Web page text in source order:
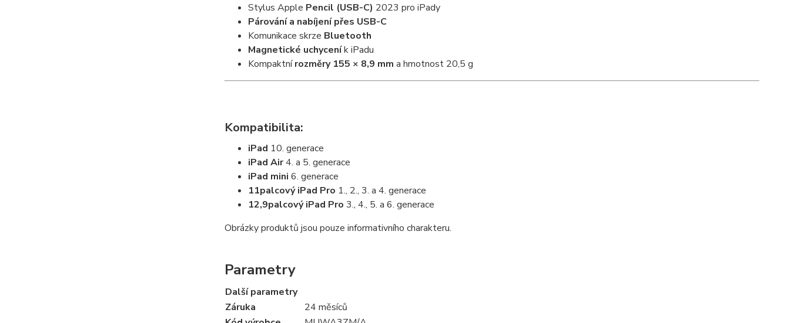
Stylus Apple Pencil (USB-C) 2023 pro iPady
Párování a nabíjení přes USB-C
Komunikace skrze Bluetooth
Magnetické uchyceník iPadu
Kompaktnírozměry 155 × 8,9 mm a hmotnost 20,5 g
Kompatibilita:
iPad 10. generace
iPad Air4. a 5. generace
iPad mini 6. generace
11palcový iPad Pro 1., 2., 3. a 4. generace
12,9palcový iPad Pro 3., 4., 5. a 6. generace
Obrázky produktů jsou pouze informativního charakteru.
Parametry
Další parametry
Záruka
24 měsíců